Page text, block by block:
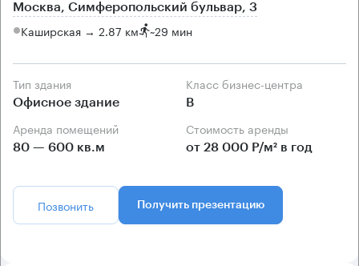
Москва, Симферопольский бульвар, 3
Каширская → 2.87 км ~29 мин
Тип здания
Офисное здание
Класс бизнес-центра
B
Аренда помещений
80 — 600 кв.м
Стоимость аренды
от 28 000 Р/м² в год
Позвонить Получить презентацию